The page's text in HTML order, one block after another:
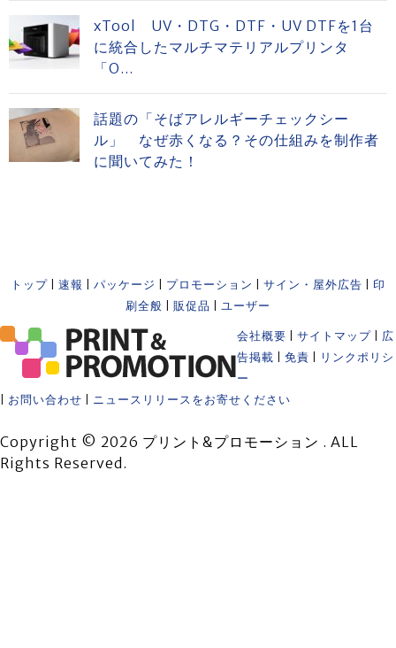
xTool UV・DTG・DTF・UV DTFを1台
に統合したマルチマテリアルプリンタ
「O...
話題の「そばアレルギーチェックシー
ル」 なぜ赤くなる？その仕組みを制作者
に聞いてみた！
トップ 速報 パッケージ プロモーション サイン・屋外広告
印
刷全般
販促品 ユーザー
会社概要 サイトマップ
広
告掲載
免責
リンクポリシ
ー
お問い合わせ ニュースリリースをお寄せください
Copyright © 2026 プリント&プロモーション . ALL
Rights Reserved.